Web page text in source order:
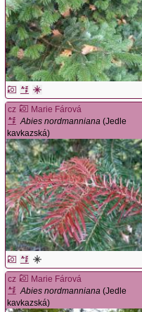
cz
Marie Fárová
Abies nordmanniana (Jedle
kavkazská)
cz
Marie Fárová
Abies nordmanniana (Jedle
kavkazská)